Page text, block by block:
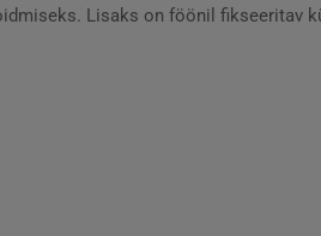
Lisaks on föönil fikseeritav